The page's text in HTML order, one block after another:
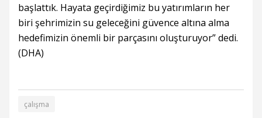
başlattık. Hayata geçirdiğimiz bu yatırımların her
biri şehrimizin su geleceğini güvence altına alma
hedefimizin önemli bir parçasını oluşturuyor” dedi.
(DHA)
çalışma